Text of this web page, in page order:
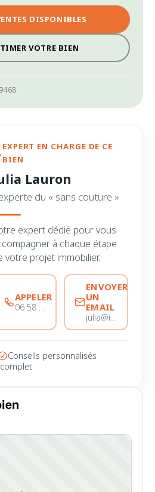
DISPONIBLES
VOTRE BIEN
EXPERT EN CHARGE DE CE
BIEN
Lauron
du « sans couture »
expert dédié pour vous
à chaque étape
votre projet immobilier.
APPELER
06 58 44 28 28
ENVOYER
UN
EMAIL
julia@immobiliere-pujol.fr
Conseils personnalisés